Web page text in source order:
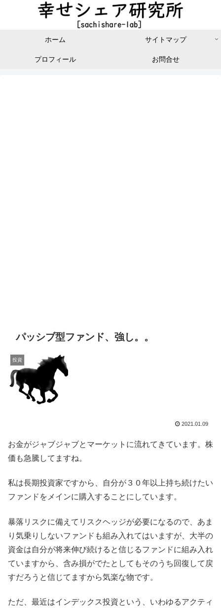
ホーム サイトマップ
プロフィール お問合せ
パッシブ型ファンド、強し。。
投資
2021.01.09
お金がジャブジャブとマーケットに流れてきています。株
価も急騰してますね。
私は長期投資家ですから、自分が３０年以上持ち続けたい
ファンドをメインに購入することにしています。
暴落リスクに備えてリスクヘッジが必要になるので、あま
り気乗りしないファンドも組み入れてはいますが、大半の
資金は自分が将来伸び続けると信じるファンドに組み入れ
ていますから、含み損がでたとしてもそのうち回復して戻
すだろうと信じてますから気楽な物です。
ただ、最近はインデックス投資という、いわゆるアクティ